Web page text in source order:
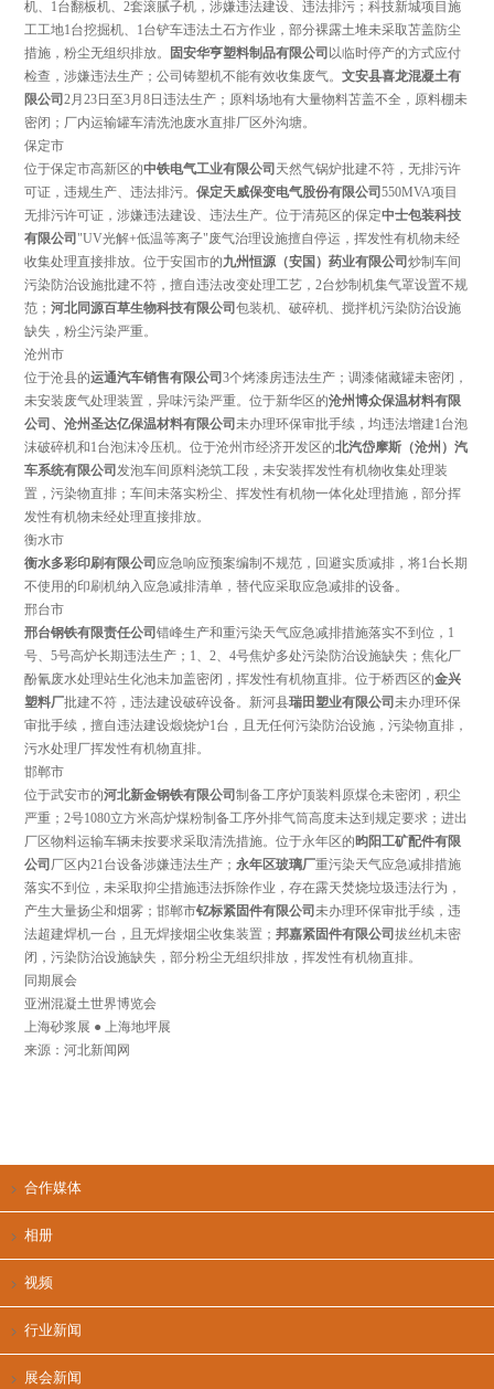
机、1台翻板机、2套滚腻子机，涉嫌违法建设、违法排污；科技新城项目施
工工地1台挖掘机、1台铲车违法土石方作业，部分裸露土堆未采取苫盖防尘
措施，粉尘无组织排放。
固安华亨塑料制品有限公司 以临时停产的方式应付
检查，涉嫌违法生产；公司铸塑机不能有效收集废气。文安县喜龙混凝土有
限公司2月23日至3月8日违法生产；原料场地有大量物料苫盖不全，原料棚未
密闭；厂内运输罐车清洗池废水直排厂区外沟塘。
保定市
位于保定市高新区的中铁电气工业有限公司 天然气锅炉批建不符，无排污许
可证，违规生产、违法排污。保定天威保变电气股份有限公司550MVA项目
无排污许可证，涉嫌违法建设、违法生产。位于清苑区的保定中士包装科技
有限公司"UV光解+低温等离子"废气治理设施擅自停运，挥发性有机物未经
收集处理直接排放。位于安国市的九州恒源（安国）药业有限公司炒制车间
污染防治设施批建不符，擅自违法改变处理工艺，2台炒制机集气罩设置不规
范；河北同源百草生物科技有限公司包装机、破碎机、搅拌机污染防治设施
缺失，粉尘污染严重。
沧州市
位于沧县的运通汽车销售有限公司3个烤漆房违法生产；调漆储藏罐未密闭，
未安装废气处理装置，异味污染严重。位于新华区的沧州博众保温材料有限
公司、沧州圣达亿保温材料有限公司未办理环保审批手续，均违法增建1台泡
沫破碎机和1台泡沫冷压机。位于沧州市经济开发区的北汽岱摩斯（沧州）汽
车系统有限公司发泡车间原料浇筑工段，未安装挥发性有机物收集处理装
置，污染物直排；车间未落实粉尘、挥发性有机物一体化处理措施，部分挥
发性有机物未经处理直接排放。
衡水市
衡水多彩印刷有限公司 应急响应预案编制不规范，回避实质减排，将1台长期
不使用的印刷机纳入应急减排清单，替代应采取应急减排的设备。
邢台市
邢台钢铁有限责任公司错峰生产和重污染天气应急减排措施落实不到位，1
号、5号高炉长期违法生产；1、2、4号焦炉多处污染防治设施缺失；焦化厂
酚氰废水处理站生化池未加盖密闭，挥发性有机物直排。位于桥西区的金兴
塑料厂批建不符，违法建设破碎设备。新河县瑞田塑业有限公司未办理环保
审批手续，擅自违法建设煅烧炉1台，且无任何污染防治设施，污染物直排，
污水处理厂挥发性有机物直排。
邯郸市
位于武安市的河北新金钢铁有限公司制备工序炉顶装料原煤仓未密闭，积尘
严重；2号1080立方米高炉煤粉制备工序外排气筒高度未达到规定要求；进出
厂区物料运输车辆未按要求采取清洗措施。位于永年区的昀阳工矿配件有限
公司 厂区内21台设备涉嫌违法生产；永年区玻璃厂重污染天气应急减排措施
落实不到位，未采取抑尘措施违法拆除作业，存在露天焚烧垃圾违法行为，
产生大量扬尘和烟雾；邯郸市钇标紧固件有限公司未办理环保审批手续，违
法超建焊机一台，且无焊接烟尘收集装置；邦嘉紧固件有限公司拔丝机未密
闭，污染防治设施缺失，部分粉尘无组织排放，挥发性有机物直排。
同期展会
亚洲混凝土世界博览会
上海砂浆展 ● 上海地坪展
来源：河北新闻网
合作媒体
相册
视频
行业新闻
展会新闻